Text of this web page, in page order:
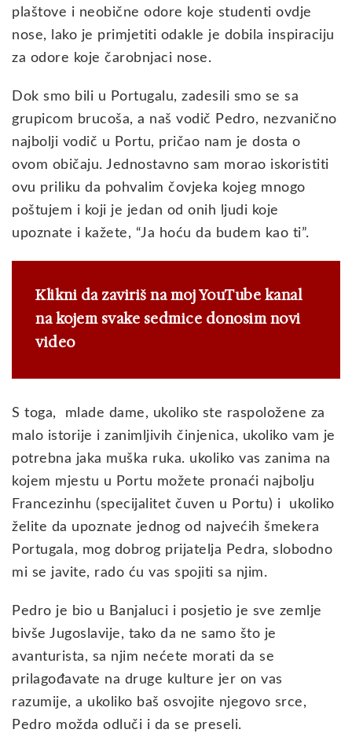
plaštove i neobične odore koje studenti ovdje
nose, lako je primjetiti odakle je dobila inspiraciju
za odore koje čarobnjaci nose.
Dok smo bili u Portugalu, zadesili smo se sa
grupicom brucoša, a naš vodič Pedro, nezvanično
najbolji vodič u Portu, pričao nam je dosta o
ovom običaju. Jednostavno sam morao iskoristiti
ovu priliku da pohvalim čovjeka kojeg mnogo
poštujem i koji je jedan od onih ljudi koje
upoznate i kažete, “Ja hoću da budem kao ti”.
Klikni da zaviriš na moj YouTube kanal
na kojem svake sedmice donosim novi
video
S toga, mlade dame, ukoliko ste raspoložene za
malo istorije i zanimljivih činjenica, ukoliko vam je
potrebna jaka muška ruka. ukoliko vas zanima na
kojem mjestu u Portu možete pronaći najbolju
Francezinhu (specijalitet čuven u Portu) i ukoliko
želite da upoznate jednog od najvećih šmekera
Portugala, mog dobrog prijatelja Pedra, slobodno
mi se javite, rado ću vas spojiti sa njim.
Pedro je bio u Banjaluci i posjetio je sve zemlje
bivše Jugoslavije, tako da ne samo što je
avanturista, sa njim nećete morati da se
prilagođavate na druge kulture jer on vas
razumije, a ukoliko baš osvojite njegovo srce,
Pedro možda odluči i da se preseli.